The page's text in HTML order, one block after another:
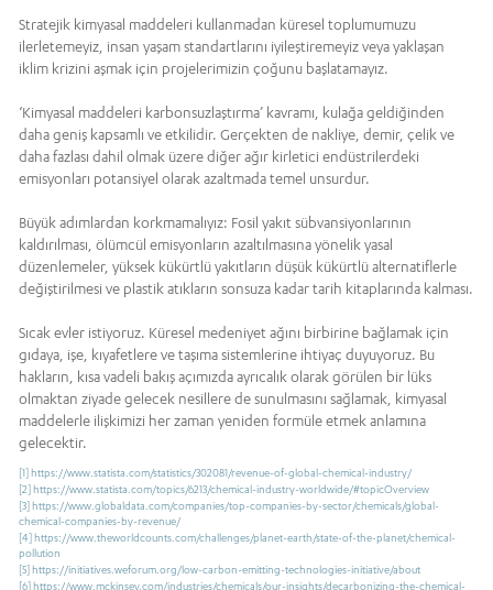
Stratejik kimyasal maddeleri kullanmadan küresel toplumumuzu
ilerletemeyiz, insan yaşam standartlarını iyileştiremeyiz veya yaklaşan
iklim krizini aşmak için projelerimizin çoğunu başlatamayız.
‘Kimyasal maddeleri karbonsuzlaştırma’ kavramı, kulağa geldiğinden
daha geniş kapsamlı ve etkilidir. Gerçekten de nakliye, demir, çelik ve
daha fazlası dahil olmak üzere diğer ağır kirletici endüstrilerdeki
emisyonları potansiyel olarak azaltmada temel unsurdur.
Büyük adımlardan korkmamalıyız: Fosil yakıt sübvansiyonlarının
kaldırılması, ölümcül emisyonların azaltılmasına yönelik yasal
düzenlemeler, yüksek kükürtlü yakıtların düşük kükürtlü alternatiflerle
değiştirilmesi ve plastik atıkların sonsuza kadar tarih kitaplarında kalması.
Sıcak evler istiyoruz. Küresel medeniyet ağını birbirine bağlamak için
gıdaya, işe, kıyafetlere ve taşıma sistemlerine ihtiyaç duyuyoruz. Bu
hakların, kısa vadeli bakış açımızda ayrıcalık olarak görülen bir lüks
olmaktan ziyade gelecek nesillere de sunulmasını sağlamak, kimyasal
maddelerle ilişkimizi her zaman yeniden formüle etmek anlamına
gelecektir.
[1] https://www.statista.com/statistics/302081/revenue-of-global-chemical-industry/
[2] https://www.statista.com/topics/6213/chemical-industry-worldwide/#topicOverview
[3] https://www.globaldata.com/companies/top-companies-by-sector/chemicals/global-
chemical-companies-by-revenue/
[4] https://www.theworldcounts.com/challenges/planet-earth/state-of-the-planet/chemical-
pollution
[5] https://initiatives.weforum.org/low-carbon-emitting-technologies-initiative/about
[6] https://www.mckinsey.com/industries/chemicals/our-insights/decarbonizing-the-chemical-